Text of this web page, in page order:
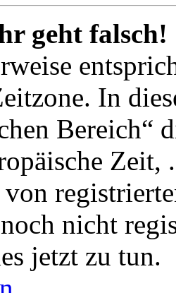
geht falsch!
In
Bereich“
Zeit,
nicht
jetzt zu tun.